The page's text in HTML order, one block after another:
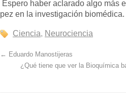
Espero haber aclarado algo más
pez en la investigación biomédica.
Ciencia, Neurociencia
← Eduardo Manostijeras
¿Qué tiene que ver la Bioquímica